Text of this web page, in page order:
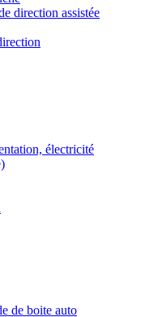
direction assistée
électricité
de boite auto